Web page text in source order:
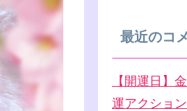
最近のコ
【開運日】
運アクショ